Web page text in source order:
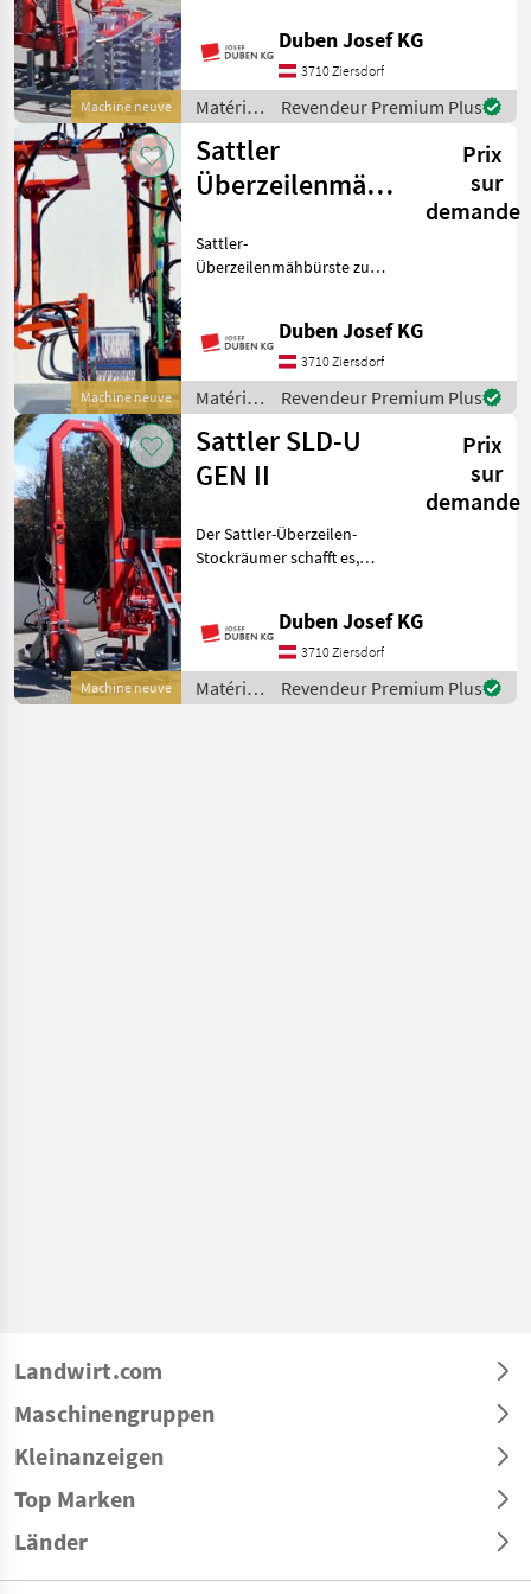
Rinieri
Olmi
CFS
Clemens
Ostraticky
tous
les 15
MODÈLE
Stammputzer
UZ-SP
MARKETPLACE
Marketplace
Offres des
distributeurs
annonces
Machine neuve
und sicher von Austrieben
zu befreien. Der
Stockputzer gleitet den B
Duben Josef KG
3710 Ziersdorf
Matériels
viticoles
/ Sattler
Revendeur Premium Plus
Machine neuve
Sattler
Überzeilenmähbürste
Prix
sur
demande
Sattler-
Überzeilenmähbürste zum
ineinanderlaufende
Fadenrotoren,
automatische
Bodenanpassung mittels
Parallelführung, Kufen zur
H
Duben Josef KG
3710 Ziersdorf
Matériels
viticoles
/ Sattler
Revendeur Premium Plus
Machine neuve
Sattler SLD-U
GEN II
Prix
sur
demande
Der Sattler-Überzeilen-
Stockräumer schafft es,
können. Dabei ist er auch
noch sicherer und
zuverlässiger als andere
Gerä
Duben Josef KG
3710 Ziersdorf
Matériels
viticoles
Revendeur Premium Plus
Landwirt.com
Maschinengruppen
Kleinanzeigen
Top Marken
Länder